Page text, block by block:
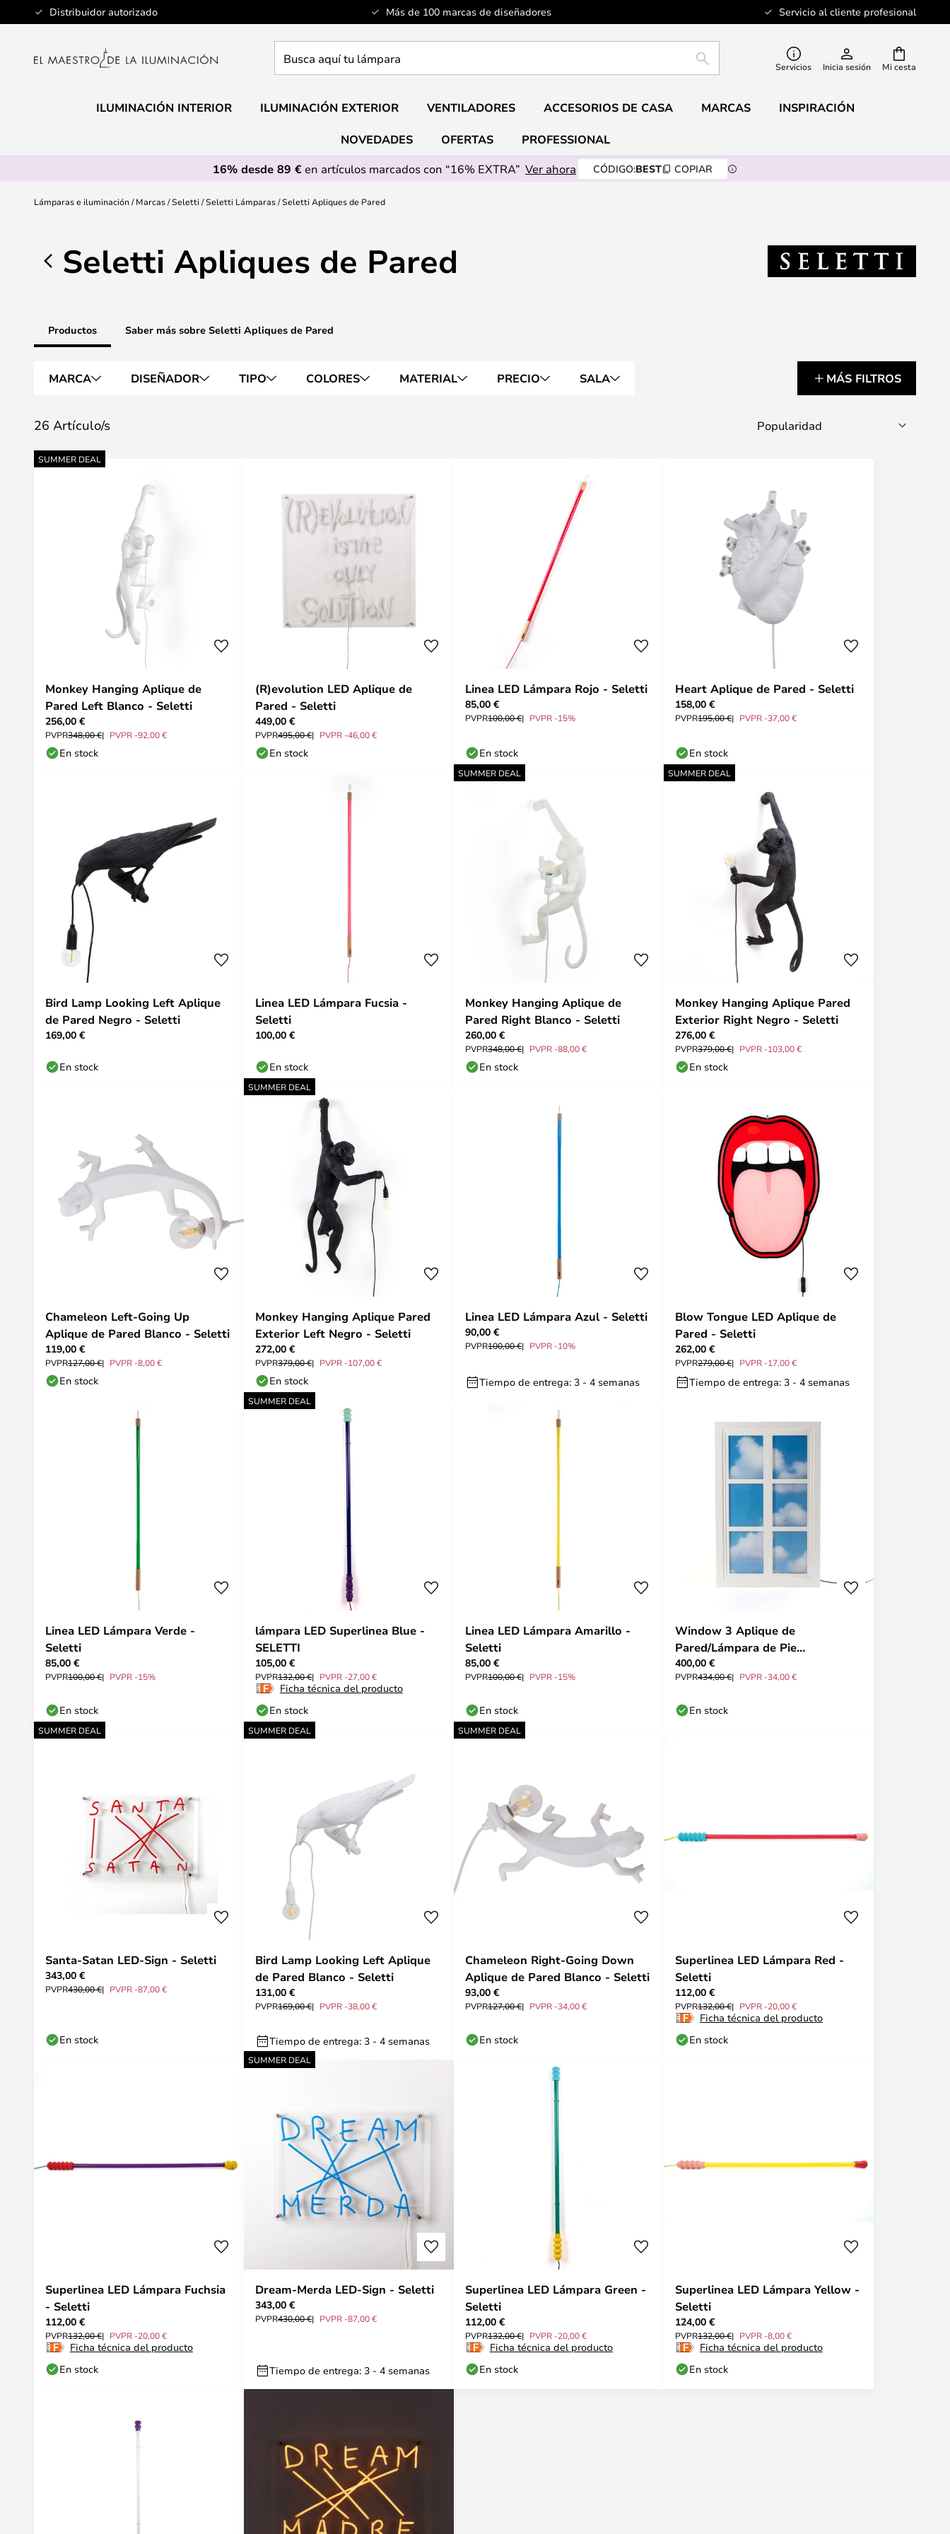
Distribuidor autorizado Más de 100 marcas de diseñadores Servicio al cliente profesional
Ir
al
Mi cesta
aquí
lámpara
BUSCAR Servicios Inicia sesión
ILUMINACIÓN INTERIOR ILUMINACIÓN EXTERIOR VENTILADORES ACCESORIOS DE CASA MARCAS INSPIRACIÓN
NOVEDADES OFERTAS
PROFESSIONAL
16% desde 89 €en artículos marcados con “16% EXTRA” Ver ahora CÓDIGO:BEST COPIAR
Lámparas e iluminación Marcas Seletti Seletti Lámparas Seletti Apliques de Pared
Seletti Apliques de Pared
Productos Saber más sobre Seletti Apliques de Pared
MARCA DISEÑADOR TIPO COLORES MATERIAL PRECIO SALA MÁS FILTROS
26 Artículo/s
SUMMER DEAL
Monkey Hanging Aplique de
Pared Left Blanco - Seletti
256,00 €
PVPR348,00 € PVPR -92,00 €
En stock
(R)evolution LED Aplique de
Pared - Seletti
449,00 €
PVPR495,00 € PVPR -46,00 €
En stock
Linea LED Lámpara Rojo - Seletti
85,00 €
PVPR100,00 € PVPR -15%
En stock
Heart Aplique de Pared - Seletti
158,00 €
PVPR195,00 € PVPR -37,00 €
En stock
Bird Lamp Looking Left Aplique
de Pared Negro - Seletti
169,00 €
En stock
Linea LED Lámpara Fucsia -
Seletti
100,00 €
En stock
SUMMER DEAL
Monkey Hanging Aplique de
Pared Right Blanco - Seletti
260,00 €
PVPR348,00 € PVPR -88,00 €
En stock
SUMMER DEAL
Monkey Hanging Aplique Pared
Exterior Right Negro - Seletti
276,00 €
PVPR379,00 € PVPR -103,00 €
En stock
Chameleon Left-Going Up
Aplique de Pared Blanco - Seletti
119,00 €
PVPR127,00 € PVPR -8,00 €
En stock
SUMMER DEAL
Monkey Hanging Aplique Pared
Exterior Left Negro - Seletti
272,00 €
PVPR379,00 € PVPR -107,00 €
En stock
Linea LED Lámpara Azul - Seletti
90,00 €
PVPR100,00 € PVPR -10%
Tiempo de entrega: 3 - 4 semanas
Blow Tongue LED Aplique de
Pared - Seletti
262,00 €
PVPR279,00 € PVPR -17,00 €
Tiempo de entrega: 3 - 4 semanas
Linea LED Lámpara Verde -
Seletti
85,00 €
PVPR100,00 € PVPR -15%
En stock
SUMMER DEAL
lámpara LED Superlinea Blue -
SELETTI
105,00 €
PVPR132,00 € PVPR -27,00 €
Ficha técnica del producto
En stock
Linea LED Lámpara Amarillo -
Seletti
85,00 €
PVPR100,00 € PVPR -15%
En stock
Window 3 Aplique de
Pared/Lámpara de Pie
White/Light Blue- Seletti
400,00 €
PVPR434,00 € PVPR -34,00 €
En stock
SUMMER DEAL
Santa-Satan LED-Sign - Seletti
343,00 €
PVPR430,00 € PVPR -87,00 €
En stock
SUMMER DEAL
Bird Lamp Looking Left Aplique
de Pared Blanco - Seletti
131,00 €
PVPR169,00 € PVPR -38,00 €
Tiempo de entrega: 3 - 4 semanas
SUMMER DEAL
Chameleon Right-Going Down
Aplique de Pared Blanco - Seletti
93,00 €
PVPR127,00 € PVPR -34,00 €
En stock
Superlinea LED Lámpara Red -
Seletti
112,00 €
PVPR132,00 € PVPR -20,00 €
Ficha técnica del producto
En stock
Superlinea LED Lámpara Fuchsia
- Seletti
112,00 €
PVPR132,00 € PVPR -20,00 €
Ficha técnica del producto
En stock
SUMMER DEAL
Dream-Merda LED-Sign - Seletti
343,00 €
PVPR430,00 € PVPR -87,00 €
Tiempo de entrega: 3 - 4 semanas
Superlinea LED Lámpara Green -
Seletti
112,00 €
PVPR132,00 € PVPR -20,00 €
Ficha técnica del producto
En stock
Superlinea LED Lámpara Yellow -
Seletti
124,00 €
PVPR132,00 € PVPR -8,00 €
Ficha técnica del producto
En stock